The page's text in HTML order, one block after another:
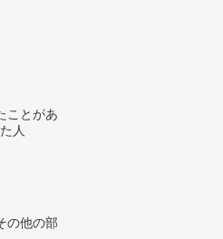
ことがあ
人
の他の部